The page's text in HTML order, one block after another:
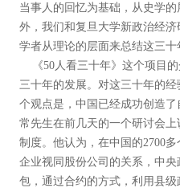
当事人的回忆为基础，从史学
外，我们和复旦大学新政治经
学者从理论的层面来总结这三十
《50人看三十年》这个项目
三十年的发展。对这三十年的
个观点是，中国已经成功创造
常先生在前几天的一个研讨会
制度。他认为，在中国的2700
企业视同股份公司的关系，中
包，通过合约的方式，利用县级